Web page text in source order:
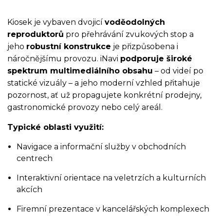
Kiosek je vybaven dvojicí voděodolných
reproduktorů pro přehrávání zvukových stop a
jeho robustní konstrukce je přizpůsobena i
náročnějšímu provozu. iNavi podporuje široké
spektrum multimediálního obsahu – od videí po
statické vizuály – a jeho moderní vzhled přitahuje
pozornost, ať už propagujete konkrétní prodejny,
gastronomické provozy nebo celý areál.
Typické oblasti využití:
Navigace a informační služby v obchodních
centrech
Interaktivní orientace na veletrzích a kulturních
akcích
Firemní prezentace v kancelářských komplexech